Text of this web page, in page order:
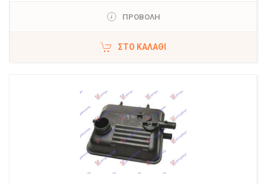
ΠΡΟΒΟΛΗ
ΣΤΟ ΚΑΛΆΘΙ